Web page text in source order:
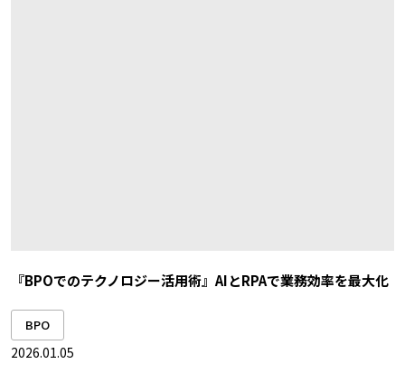
『BPOでのテクノロジー活用術』AIとRPAで業務効率を最大化
BPO
2026.01.05